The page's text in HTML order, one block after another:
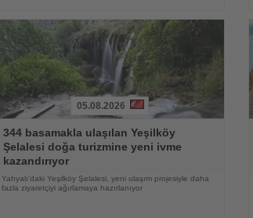
Oku
05.08.2026
344 basamakla ulaşılan Yeşilköy
Şelalesi doğa turizmine yeni ivme
kazandırıyor
Yahyalı'daki Yeşilköy Şelalesi, yeni ulaşım projesiyle daha
fazla ziyaretçiyi ağırlamaya hazırlanıyor